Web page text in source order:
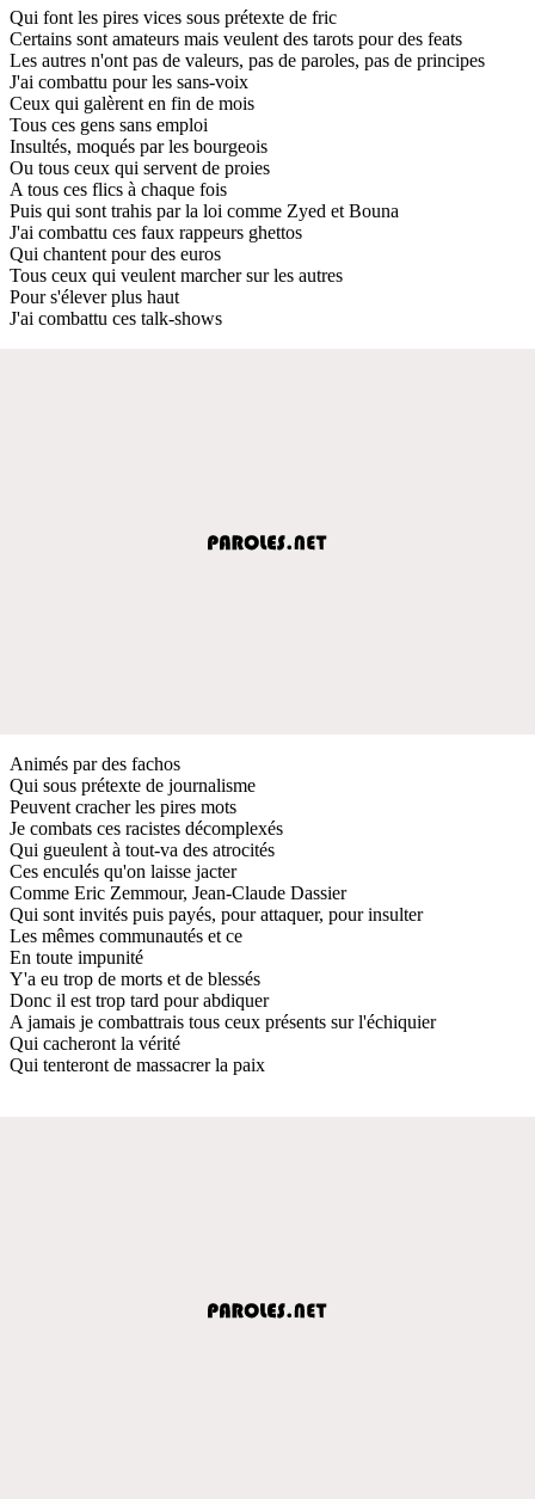
Qui font les pires vices sous prétexte de fric
Certains sont amateurs mais veulent des tarots pour des feats
Les autres n'ont pas de valeurs, pas de paroles, pas de principes
J'ai combattu pour les sans-voix
Ceux qui galèrent en fin de mois
Tous ces gens sans emploi
Insultés, moqués par les bourgeois
Ou tous ceux qui servent de proies
A tous ces flics à chaque fois
Puis qui sont trahis par la loi comme Zyed et Bouna
J'ai combattu ces faux rappeurs ghettos
Qui chantent pour des euros
Tous ceux qui veulent marcher sur les autres
Pour s'élever plus haut
J'ai combattu ces talk-shows
Animés par des fachos
Qui sous prétexte de journalisme
Peuvent cracher les pires mots
Je combats ces racistes décomplexés
Qui gueulent à tout-va des atrocités
Ces enculés qu'on laisse jacter
Comme Eric Zemmour, Jean-Claude Dassier
Qui sont invités puis payés, pour attaquer, pour insulter
Les mêmes communautés et ce
En toute impunité
Y'a eu trop de morts et de blessés
Donc il est trop tard pour abdiquer
A jamais je combattrais tous ceux présents sur l'échiquier
Qui cacheront la vérité
Qui tenteront de massacrer la paix